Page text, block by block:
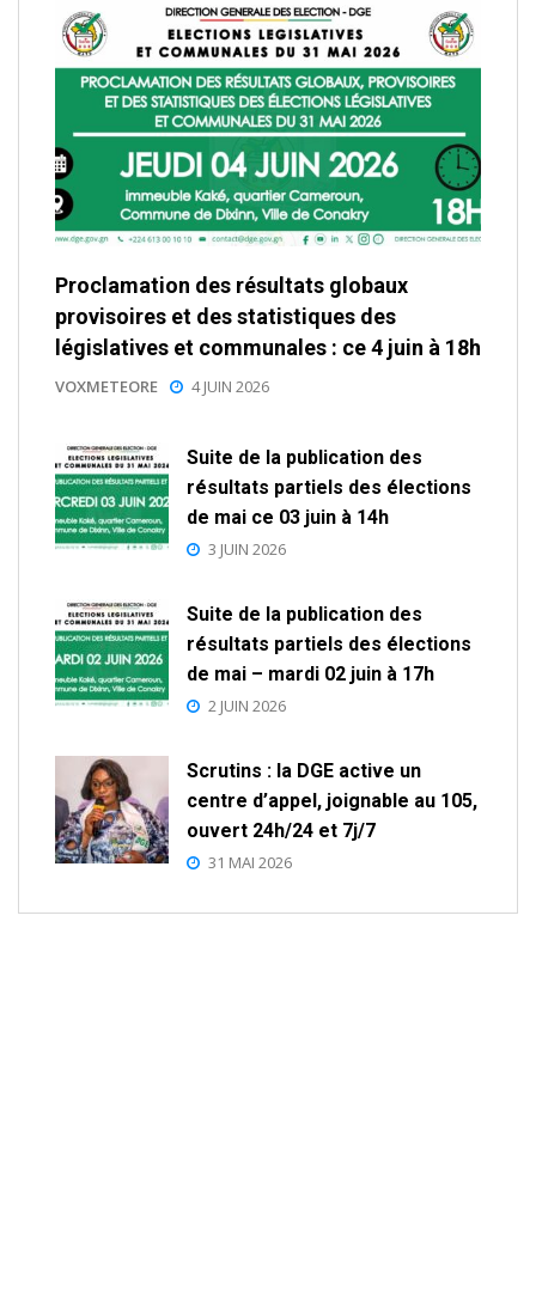
Proclamation des résultats globaux
provisoires et des statistiques des
législatives et communales : ce 4 juin à 18h
VOXMETEORE 4 JUIN 2026
Suite de la publication des
résultats partiels des élections
de mai ce 03 juin à 14h
3 JUIN 2026
Suite de la publication des
résultats partiels des élections
de mai – mardi 02 juin à 17h
2 JUIN 2026
Scrutins : la DGE active un
centre d’appel, joignable au 105,
ouvert 24h/24 et 7j/7
31 MAI 2026